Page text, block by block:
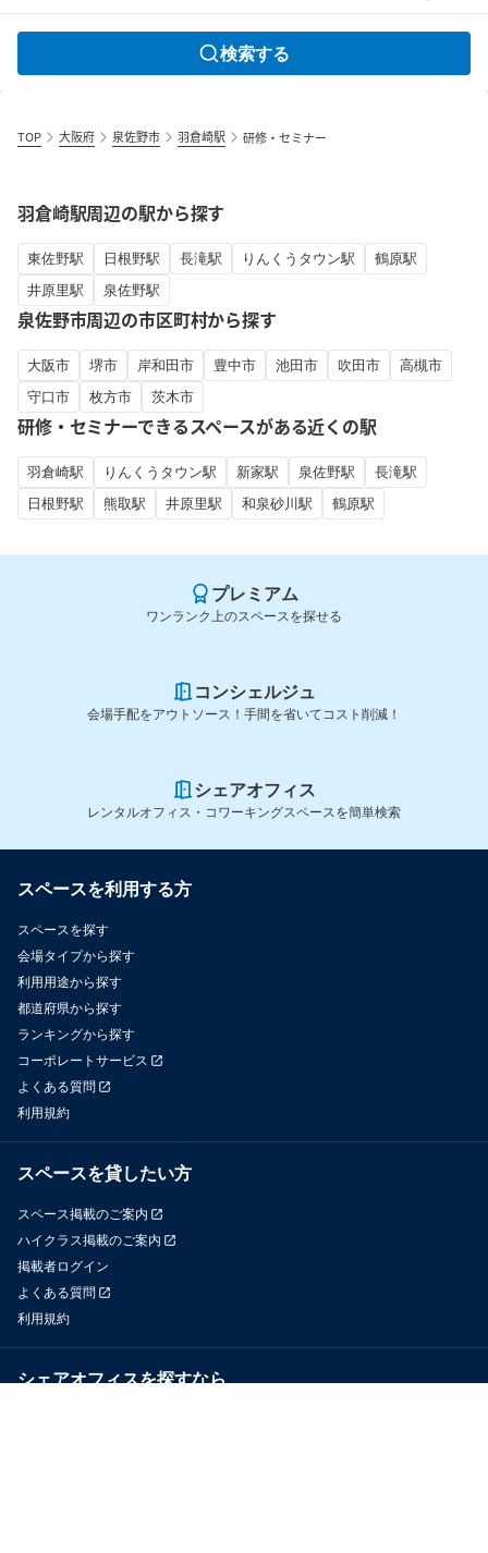
検索する
TOP 大阪府 泉佐野市 羽倉崎駅 研修・セミナー
羽倉崎駅周辺の駅から探す
東佐野駅 日根野駅 長滝駅 りんくうタウン駅
鶴原駅
井原里駅
泉佐野駅
泉佐野市周辺の市区町村から探す
大阪市 堺市 岸和田市 豊中市 池田市 吹田市
高槻市
守口市
枚方市 茨木市
研修・セミナーできるスペースがある近くの駅
羽倉崎駅 りんくうタウン駅 新家駅 泉佐野駅
長滝駅
日根野駅
熊取駅 井原里駅 和泉砂川駅 鶴原駅
プレミアム
ワンランク上のスペースを探せる
コンシェルジュ
会場手配をアウトソース！手間を省いてコスト削減！
シェアオフィス
レンタルオフィス・コワーキングスペースを簡単検索
スペースを利用する方
スペースを探す
会場タイプから探す
利用用途から探す
都道府県から探す
ランキングから探す
コーポレートサービス
よくある質問
利用規約
スペースを貸したい方
スペース掲載のご案内
ハイクラス掲載のご案内
掲載者ログイン
よくある質問
利用規約
シェアオフィスを探すなら